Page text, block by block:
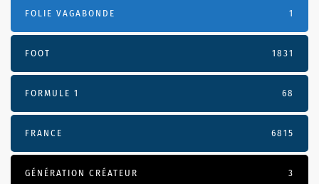
FOLIE VAGABONDE 1
FOOT 1831
FORMULE 1 68
FRANCE 6815
GÉNÉRATION CRÉATEUR 3